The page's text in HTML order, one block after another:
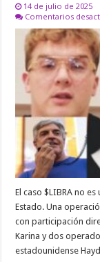
14 de julio de 2025
Comentarios
El caso $LIBRA no
Estado. Una
con participación
Karina y dos
estadounidense